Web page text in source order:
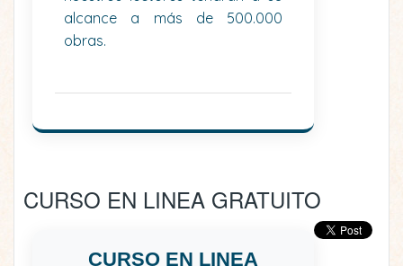
alcance a más de 500.000
obras.
CURSO EN LINEA GRATUITO
CURSO EN LINEA